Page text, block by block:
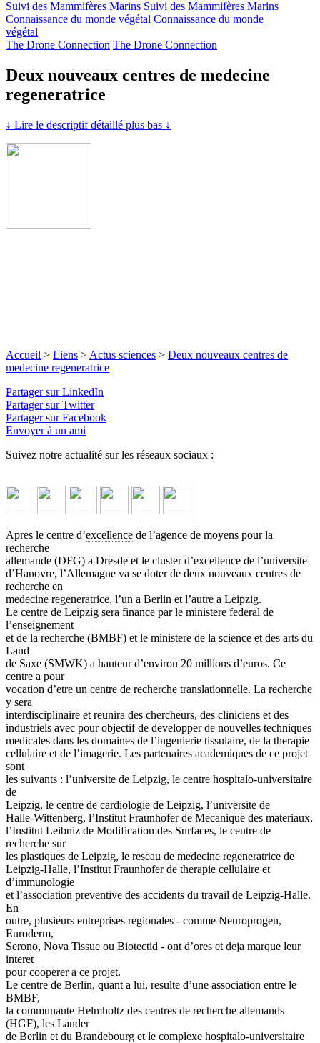
Suivi des Mammifères Marins Suivi des Mammifères Marins
Connaissance du monde végétal Connaissance du monde
végétal
The Drone Connection The Drone Connection
Deux nouveaux centres de medecine
regeneratrice
↓ Lire le descriptif détaillé plus bas ↓
Accueil > Liens > Actus sciences > Deux nouveaux centres de
medecine regeneratrice
Partager sur LinkedIn
Partager sur Twitter
Partager sur Facebook
Envoyer à un ami
Suivez notre actualité sur les réseaux sociaux :
Apres le centre d’excellence de l’agence de moyens pour la
recherche
allemande (DFG) a Dresde et le cluster d’excellence de l’universite
d’Hanovre, l’Allemagne va se doter de deux nouveaux centres de
recherche en
medecine regeneratrice, l’un a Berlin et l’autre a Leipzig.
Le centre de Leipzig sera finance par le ministere federal de
l’enseignement
et de la recherche (BMBF) et le ministere de la science et des arts du
Land
de Saxe (SMWK) a hauteur d’environ 20 millions d’euros. Ce
centre a pour
vocation d’etre un centre de recherche translationnelle. La recherche
y sera
interdisciplinaire et reunira des chercheurs, des cliniciens et des
industriels avec pour objectif de developper de nouvelles techniques
medicales dans les domaines de l’ingenierie tissulaire, de la therapie
cellulaire et de l’imagerie. Les partenaires academiques de ce projet
sont
les suivants : l’universite de Leipzig, le centre hospitalo-universitaire
de
Leipzig, le centre de cardiologie de Leipzig, l’universite de
Halle-Wittenberg, l’Institut Fraunhofer de Mecanique des materiaux,
l’Institut Leibniz de Modification des Surfaces, le centre de
recherche sur
les plastiques de Leipzig, le reseau de medecine regeneratrice de
Leipzig-Halle, l’Institut Fraunhofer de therapie cellulaire et
d’immunologie
et l’association preventive des accidents du travail de Leipzig-Halle.
En
outre, plusieurs entreprises regionales - comme Neuroprogen,
Euroderm,
Serono, Nova Tissue ou Biotectid - ont d’ores et deja marque leur
interet
pour cooperer a ce projet.
Le centre de Berlin, quant a lui, resulte d’une association entre le
BMBF,
la communaute Helmholtz des centres de recherche allemands
(HGF), les Lander
de Berlin et du Brandebourg et le complexe hospitalo-universitaire